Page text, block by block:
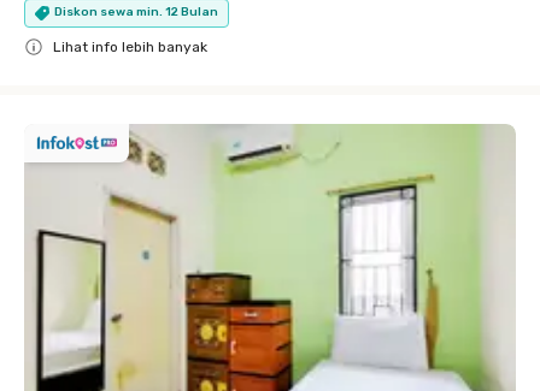
Diskon sewa min. 12 Bulan
Lihat info lebih banyak